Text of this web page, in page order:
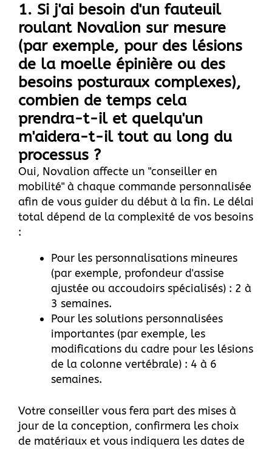
1. Si j'ai besoin d'un fauteuil
roulant Novalion sur mesure
(par exemple, pour des lésions
de la moelle épinière ou des
besoins posturaux complexes),
combien de temps cela
prendra-t-il et quelqu'un
m'aidera-t-il tout au long du
processus ?
Oui, Novalion affecte un "conseiller en
mobilité" à chaque commande personnalisée
afin de vous guider du début à la fin. Le délai
total dépend de la complexité de vos besoins
:
Pour les personnalisations mineures
(par exemple, profondeur d'assise
ajustée ou accoudoirs spécialisés) : 2 à
3 semaines.
Pour les solutions personnalisées
importantes (par exemple, les
modifications du cadre pour les lésions
de la colonne vertébrale) : 4 à 6
semaines.
Votre conseiller vous fera part des mises à
jour de la conception, confirmera les choix
de matériaux et vous indiquera les dates de